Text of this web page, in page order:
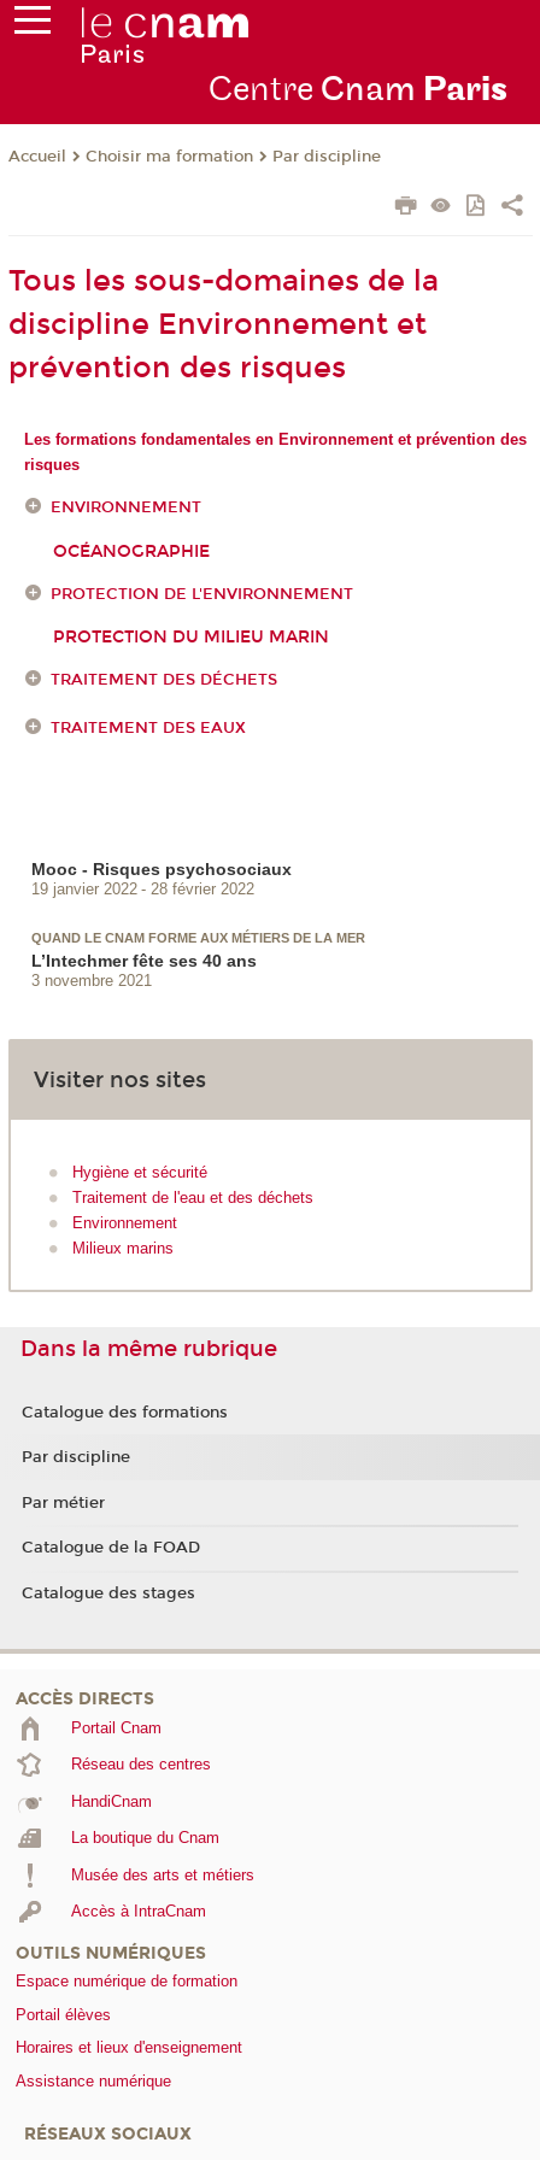
Centre Cnam Paris
Accueil Choisir ma formation Par discipline
Tous les sous-domaines de la
discipline Environnement et
prévention des risques
Les formations fondamentales en Environnement et prévention des
risques
ENVIRONNEMENT
OCÉANOGRAPHIE
PROTECTION DE L'ENVIRONNEMENT
PROTECTION DU MILIEU MARIN
TRAITEMENT DES DÉCHETS
TRAITEMENT DES EAUX
Mooc - Risques psychosociaux
19 janvier 2022 28 février 2022
QUAND LE CNAM FORME AUX MÉTIERS DE LA MER
L’Intechmer fête ses 40 ans
3 novembre 2021
Visiter nos sites
Hygiène et sécurité
Traitement de l'eau et des déchets
Environnement
Milieux marins
Dans la même rubrique
Catalogue des formations
Par discipline
Par métier
Catalogue de la FOAD
Catalogue des stages
ACCÈS DIRECTS
Portail Cnam
Réseau des centres
HandiCnam
La boutique du Cnam
Musée des arts et métiers
Accès à IntraCnam
OUTILS NUMÉRIQUES
Espace numérique de formation
Portail élèves
Horaires et lieux d'enseignement
Assistance numérique
RÉSEAUX SOCIAUX